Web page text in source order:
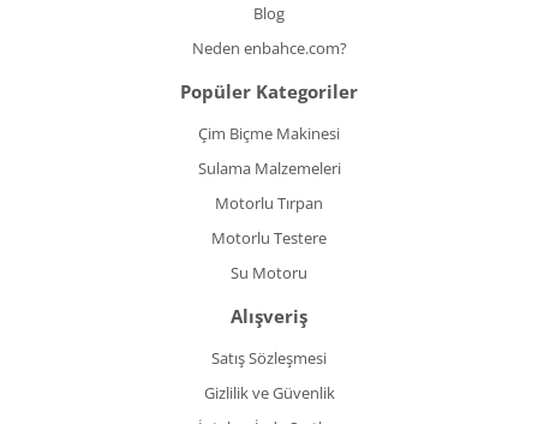
Blog
Neden enbahce.com?
Popüler Kategoriler
Çim Biçme Makinesi
Sulama Malzemeleri
Motorlu Tırpan
Motorlu Testere
Su Motoru
Alışveriş
Satış Sözleşmesi
Gizlilik ve Güvenlik